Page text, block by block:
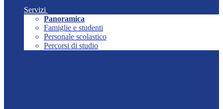
Servizi
Panoramica
Famiglie e studenti
Personale scolastico
Percorsi di studio